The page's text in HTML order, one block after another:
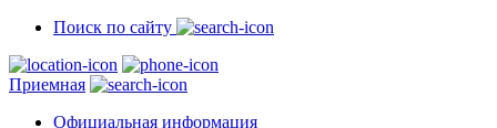
Поиск по сайту
Приемная
Официальная информация